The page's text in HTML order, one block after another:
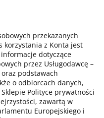
przekazanych
korzystania z Konta jest
informacje dotyczące
przez Usługodawcę –
podstawach
o odbiorcach danych,
Polityce prywatności
zawartą w
Europejskiego i